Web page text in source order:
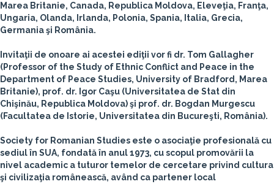
Marea Britanie, Canada, Republica Moldova, Eleveţia, Franţa,
Ungaria, Olanda, Irlanda, Polonia, Spania, Italia, Grecia,
Germania şi România.
Invitaţii de onoare ai acestei ediţii vor fi dr. Tom Gallagher
(Professor of the Study of Ethnic Conflict and Peace in the
Department of Peace Studies, University of Bradford, Marea
Britanie), prof. dr. Igor Caşu (Universitatea de Stat din
Chişinău, Republica Moldova) şi prof. dr. Bogdan Murgescu
(Facultatea de Istorie, Universitatea din Bucureşti, România).
Society for Romanian Studies este o asociaţie profesională cu
sediul în SUA, fondată în anul 1973, cu scopul promovării la
nivel academic a tuturor temelor de cercetare privind cultura
şi civilizaţia românească, având ca partener local